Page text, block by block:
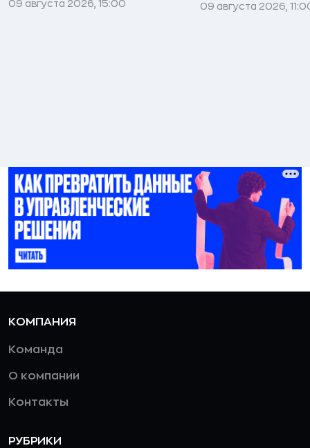
09 августа 2026, 15:00 09 августа 2026,
КОМПАНИЯ
Команда
О компании
Контакты
РУБРИКИ